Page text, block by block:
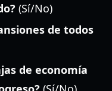
(Sí/No)
de todos
de economía